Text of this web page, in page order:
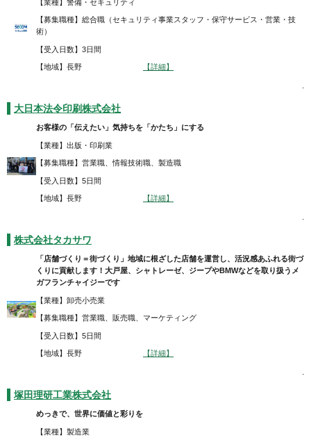
【業種】警備・セキュリティ
【募集職種】総合職（セキュリティ事業スタッフ・保守サービス・営業・技
術）
【受入日数】3日間
【地域】長野 【詳細】
.
大日本法令印刷株式会社
お客様の「伝えたい」気持ちを「かたち」にする
【業種】出版・印刷業
【募集職種】営業職、情報技術職、製造職
【受入日数】5日間
【地域】長野 【詳細】
.
株式会社タカサワ
「店舗づくり＝街づくり」地域に根ざした店舗を運営し、活況感あふれる街づ
くりに貢献します！大戸屋、シャトレーゼ、ジープやBMWなどを取り扱うメ
ガフランチャイジーです
【業種】卸売小売業
【募集職種】営業職、販売職、マーケティング
【受入日数】5日間
【地域】長野 【詳細】
.
塚田理研工業株式会社
めっきで、世界に価値と彩りを
【業種】製造業